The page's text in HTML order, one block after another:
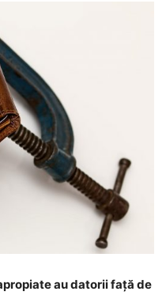
au datorii față de